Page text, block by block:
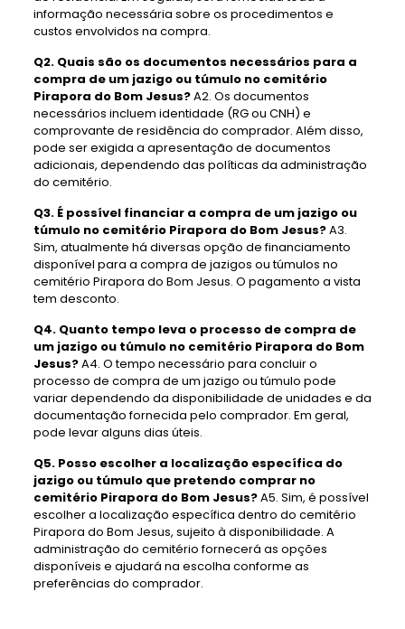
informação necessária sobre os procedimentos e
custos envolvidos na compra.
Q2. Quais são os documentos necessários para a
compra de um jazigo ou túmulo no cemitério
Pirapora do Bom Jesus?A2. Os documentos
necessários incluem identidade (RG ou CNH) e
comprovante de residência do comprador. Além disso,
pode ser exigida a apresentação de documentos
adicionais, dependendo das políticas da administração
do cemitério.
Q3. É possível financiar a compra de um jazigo ou
túmulo no cemitério Pirapora do Bom Jesus?A3.
Sim, atualmente há diversas opção de financiamento
disponível para a compra de jazigos ou túmulos no
cemitério Pirapora do Bom Jesus. O pagamento a vista
tem desconto.
Q4. Quanto tempo leva o processo de compra de
um jazigo ou túmulo no cemitério Pirapora do Bom
Jesus?A4. O tempo necessário para concluir o
processo de compra de um jazigo ou túmulo pode
variar dependendo da disponibilidade de unidades e da
documentação fornecida pelo comprador. Em geral,
pode levar alguns dias úteis.
Q5. Posso escolher a localização específica do
jazigo ou túmulo que pretendo comprar no
cemitério Pirapora do Bom Jesus?A5. Sim, é possível
escolher a localização específica dentro do cemitério
Pirapora do Bom Jesus, sujeito à disponibilidade. A
administração do cemitério fornecerá as opções
disponíveis e ajudará na escolha conforme as
preferências do comprador.